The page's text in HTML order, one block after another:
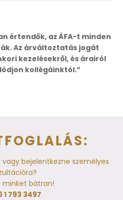
értendők, az ÁFA-t minden
Az árváltoztatás jogát
kezelésekről, és árairól
kollégáinktól.”
bejelentkezne személyes
minket bátran!
1 793 3497